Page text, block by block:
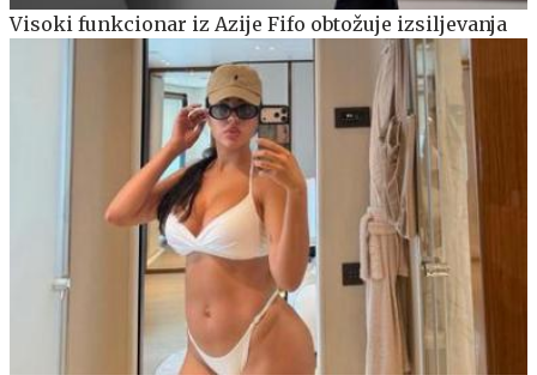
Visoki funkcionar iz Azije Fifo obtožuje izsiljevanja